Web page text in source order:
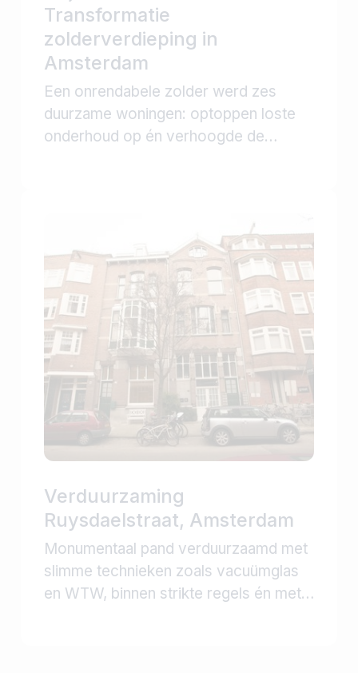
Transformatie
zolderverdieping in
Amsterdam
Een onrendabele zolder werd zes
duurzame woningen: optoppen loste
onderhoud op én verhoogde de
Verduurzaming
Ruysdaelstraat, Amsterdam
Monumentaal pand verduurzaamd met
slimme technieken zoals vacuümglas
en WTW, binnen strikte regels én met